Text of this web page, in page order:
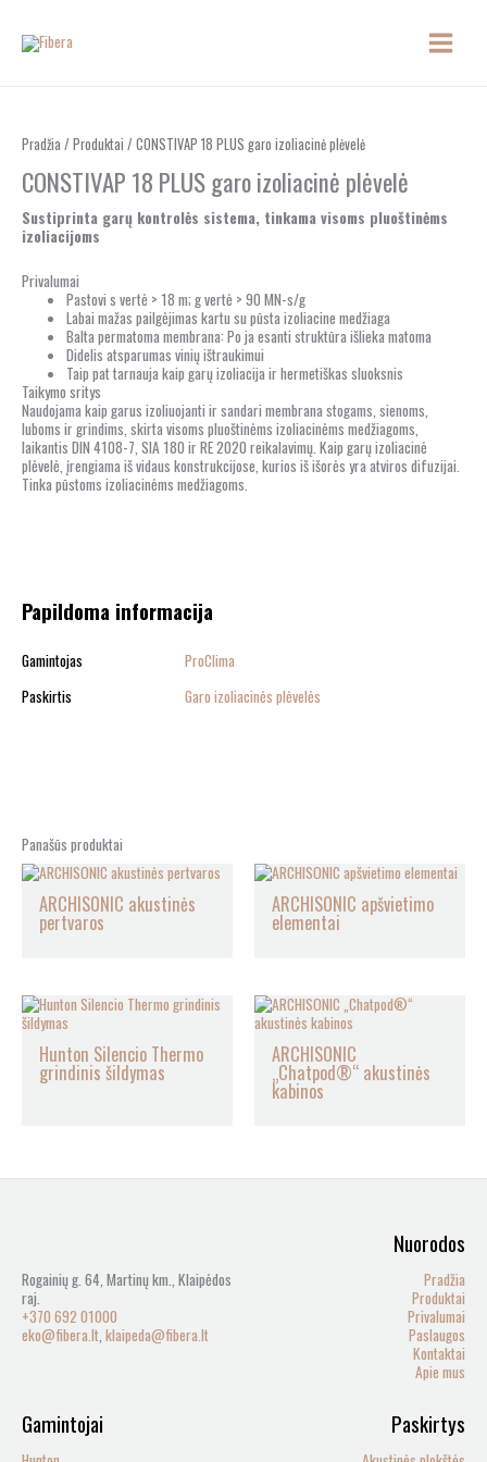
turinio
Pradžia / Produktai / CONSTIVAP 18 PLUS garo izoliacinė plėvelė
CONSTIVAP 18 PLUS garo izoliacinė plėvelė
Sustiprinta garų kontrolės sistema, tinkama visoms pluoštinėms
izoliacijoms
Privalumai
Pastovi s vertė > 18 m; g vertė > 90 MN-s/g
Labai mažas pailgėjimas kartu su pūsta izoliacine medžiaga
Balta permatoma membrana: Po ja esanti struktūra išlieka matoma
Didelis atsparumas vinių ištraukimui
Taip pat tarnauja kaip garų izoliacija ir hermetiškas sluoksnis
Taikymo sritys
Naudojama kaip garus izoliuojanti ir sandari membrana stogams, sienoms,
luboms ir grindims, skirta visoms pluoštinėms izoliacinėms medžiagoms,
laikantis DIN 4108-7, SIA 180 ir RE 2020 reikalavimų. Kaip garų izoliacinė
plėvelė, įrengiama iš vidaus konstrukcijose, kurios iš išorės yra atviros difuzijai.
Tinka pūstoms izoliacinėms medžiagoms.
Papildoma informacija
Gamintojas
ProClima
Paskirtis
Garo izoliacinės plėvelės
Panašūs produktai
ARCHISONIC akustinės
pertvaros
ARCHISONIC apšvietimo
elementai
Hunton Silencio Thermo
grindinis šildymas
ARCHISONIC
„Chatpod®“ akustinės
kabinos
Rogainių g. 64, Martinų km., Klaipėdos
raj.
+370 692 01000
eko@fibera.lt, klaipeda@fibera.lt
Nuorodos
Pradžia
Produktai
Privalumai
Paslaugos
Kontaktai
Apie mus
Gamintojai Paskirtys